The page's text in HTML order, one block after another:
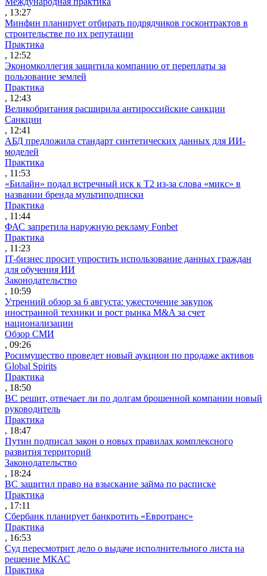
, 13:27
Минфин планирует отбирать подрядчиков госконтрактов в
строительстве по их репутации
Практика
, 12:52
Экономколлегия защитила компанию от переплаты за
пользование землей
Практика
, 12:43
Великобритания расширила антироссийские санкции
Санкции
, 12:41
АБД предложила стандарт синтетических данных для ИИ-
моделей
Практика
, 11:53
«Билайн» подал встречный иск к Т2 из-за слова «микс» в
названии бренда мультиподписки
Практика
, 11:44
ФАС запретила наружную рекламу Fonbet
Практика
, 11:23
IT-бизнес просит упростить использование данных граждан
для обучения ИИ
Законодательство
, 10:59
Утренний обзор за 6 августа: ужесточение закупок
иностранной техники и рост рынка M&A за счет
национализации
Обзор СМИ
, 09:26
Росимущество проведет новый аукцион по продаже активов
Global Spirits
Практика
, 18:50
ВС решит, отвечает ли по долгам брошенной компании новый
руководитель
Практика
, 18:47
Путин подписал закон о новых правилах комплексного
развития территорий
Законодательство
, 18:24
ВС защитил право на взыскание займа по расписке
Практика
, 17:11
Сбербанк планирует банкротить «Евротранс»
Практика
, 16:53
Суд пересмотрит дело о выдаче исполнительного листа на
решение МКАС
Практика